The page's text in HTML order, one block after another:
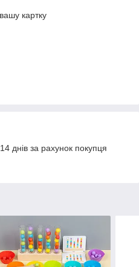
картку
днів за рахунок покупця